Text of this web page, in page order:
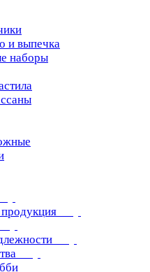
и выпечка
наборы